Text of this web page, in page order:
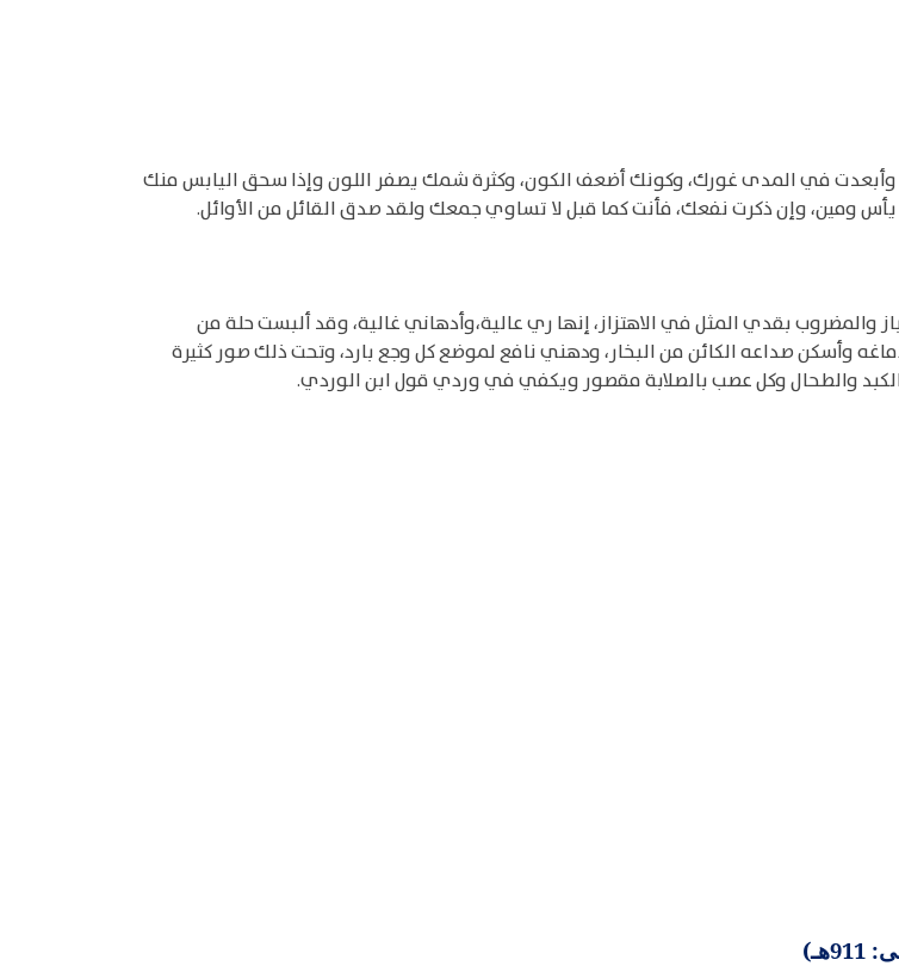
وأبعدت في المدى غورك، وكونك أضعف الكون، وكثرة شمك يصفر اللون وإذا سحق اليابس منك
ومين، وإن ذكرت نفعك، فأنت كما قبل لا تساوي جمعك ولقد صدق القائل من الأوائل.
والمضروب بقدي المثل في الاهتزاز، إنها ري عالية،وأدهاني غالية، وقد ألبست حلة من
وأسكن صداعه الكائن من البخار، ودهني نافع لموضع كل وجع بارد، وتحت ذلك صور كثيرة
والطحال وكل عصب بالصلابة مقصور ويكفي في وردي قول ابن الوردي.